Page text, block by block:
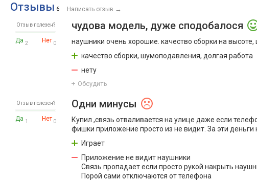
Отзывы 6 Написать отзыв →
Отзыв полезен?
Да 2 Нет 0
чудова модель, дуже сподобалося
наушники очень хорошие. качество сборки на
качество сборки, шумоподавления, долгая работа
нету
Обсудить
Отзыв полезен?
Да 1 Нет 0
Одни минусы
Купил ,связь отваливается на улице даже если
фишки приложение просто из не видит. За эти деньги
Играет
Приложение не видит наушники
Связь пропадает если просто рукой накрыть
Порой сами отключаются от телефона